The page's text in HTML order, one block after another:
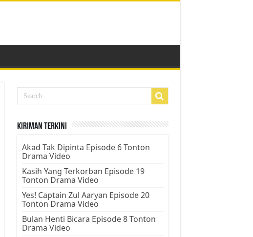
Kiriman Terkini
Akad Tak Dipinta Episode 6 Tonton
Drama Video
Kasih Yang Terkorban Episode 19
Tonton Drama Video
Yes! Captain Zul Aaryan Episode 20
Tonton Drama Video
Bulan Henti Bicara Episode 8 Tonton
Drama Video